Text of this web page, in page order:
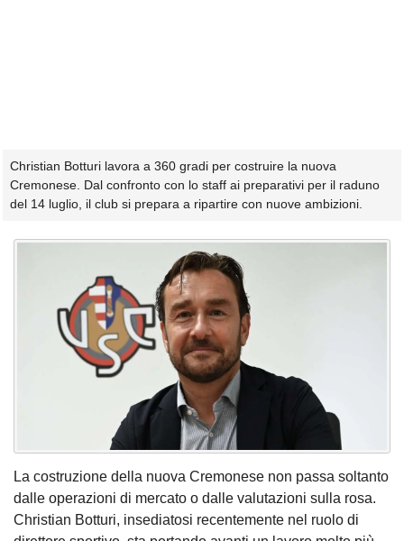
Christian Botturi lavora a 360 gradi per costruire la nuova
Cremonese. Dal confronto con lo staff ai preparativi per il raduno
del 14 luglio, il club si prepara a ripartire con nuove ambizioni.
La costruzione della nuova Cremonese non passa soltanto
dalle operazioni di mercato o dalle valutazioni sulla rosa.
Christian Botturi, insediatosi recentemente nel ruolo di